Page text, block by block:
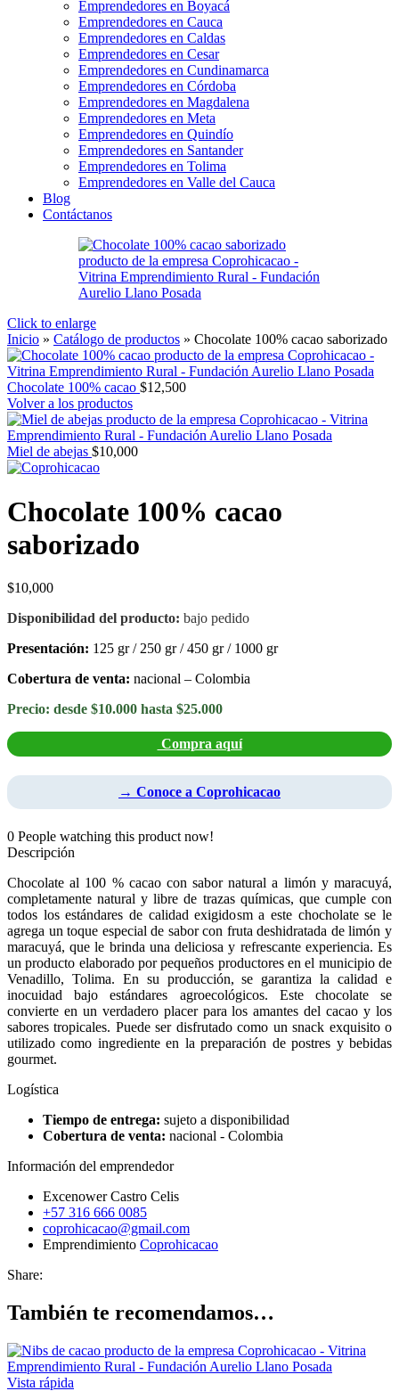
Emprendedores en Boyacá
Emprendedores en Cauca
Emprendedores en Caldas
Emprendedores en Cesar
Emprendedores en Cundinamarca
Emprendedores en Córdoba
Emprendedores en Magdalena
Emprendedores en Meta
Emprendedores en Quindío
Emprendedores en Santander
Emprendedores en Tolima
Emprendedores en Valle del Cauca
Blog
Contáctanos
Click to enlarge
Inicio » Catálogo de productos » Chocolate 100% cacao saborizado
Chocolate 100% cacao $12,500
Volver a los productos
Miel de abejas $10,000
Chocolate 100% cacao
saborizado
$10,000
Disponibilidad del producto: bajo pedido
Presentación: 125 gr / 250 gr / 450 gr / 1000 gr
Cobertura de venta: nacional – Colombia
Precio: desde $10.000 hasta $25.000
Compra aquí
→ Conoce a Coprohicacao
0 People watching this product now!
Descripción
Chocolate al 100 % cacao con sabor natural a limón y maracuyá,
completamente natural y libre de trazas químicas, que cumple con
todos los estándares de calidad exigidosm a este chocholate se le
agrega un toque especial de sabor con fruta deshidratada de limón y
maracuyá, que le brinda una deliciosa y refrescante experiencia. Es
un producto elaborado por pequeños productores en el municipio de
Venadillo, Tolima. En su producción, se garantiza la calidad e
inocuidad bajo estándares agroecológicos. Este chocolate se
convierte en un verdadero placer para los amantes del cacao y los
sabores tropicales. Puede ser disfrutado como un snack exquisito o
utilizado como ingrediente en la preparación de postres y bebidas
gourmet.
Logística
Tiempo de entrega: sujeto a disponibilidad
Cobertura de venta: nacional - Colombia
Información del emprendedor
Excenower Castro Celis
+57 316 666 0085
coprohicacao@gmail.com
Emprendimiento Coprohicacao
Share:
También te recomendamos…
Vista rápida